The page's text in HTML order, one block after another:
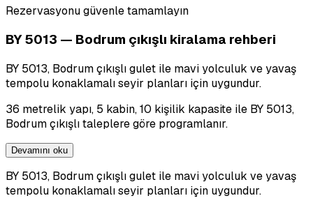
Rezervasyonu güvenle tamamlayın
BY 5013 — Bodrum çıkışlı kiralama rehberi
BY 5013, Bodrum çıkışlı gulet ile mavi yolculuk ve yavaş
tempolu konaklamalı seyir planları için uygundur.
36 metrelik yapı, 5 kabin, 10 kişilik kapasite ile BY 5013,
Bodrum çıkışlı taleplere göre programlanır.
Devamını oku
BY 5013, Bodrum çıkışlı gulet ile mavi yolculuk ve yavaş
tempolu konaklamalı seyir planları için uygundur.